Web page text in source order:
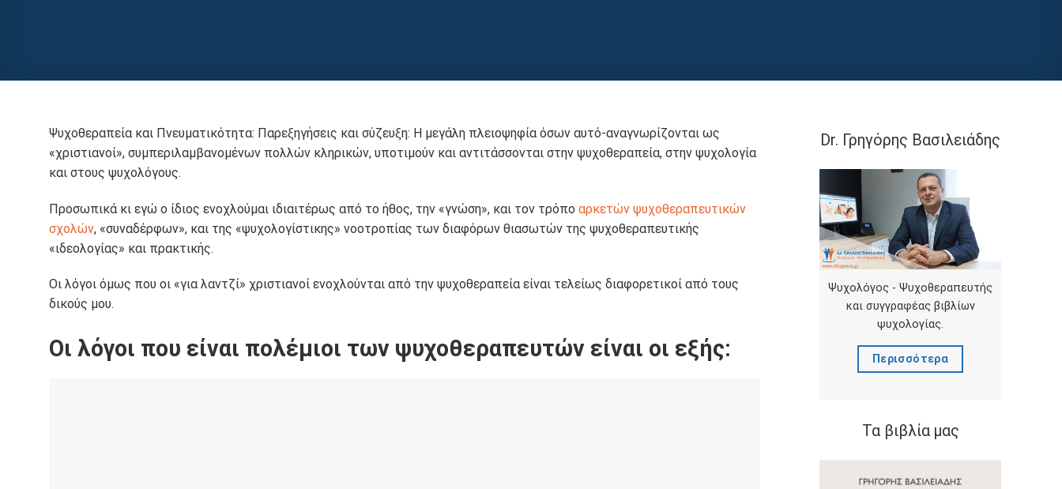
Ψυχοθεραπεία και Πνευματικότητα: Παρεξηγήσεις και σύζευξη: Η μεγάλη πλειοψηφία όσων αυτό-αναγνωρίζονται ως
«χριστιανοί», συμπεριλαμβανομένων πολλών κληρικών, υποτιμούν και αντιτάσσονται στην ψυχοθεραπεία, στην ψυχολογία
και στους ψυχολόγους.
Προσωπικά κι εγώ ο ίδιος ενοχλούμαι ιδιαιτέρως από το ήθος, την «γνώση», και τον τρόπο αρκετών ψυχοθεραπευτικών
σχολών, «συναδέρφων», και της «ψυχολογίστικης» νοοτροπίας των διαφόρων θιασωτών της ψυχοθεραπευτικής
«ιδεολογίας» και πρακτικής.
Οι λόγοι όμως που οι «για λαντζί» χριστιανοί ενοχλούνται από την ψυχοθεραπεία είναι τελείως διαφορετικοί από τους
δικούς μου.
Οι λόγοι που είναι πολέμιοι των ψυχοθεραπευτών είναι οι εξής:
Dr. Γρηγόρης Βασιλειάδης
Ψυχολόγος - Ψυχοθεραπευτής
και συγγραφέας βιβλίων
ψυχολογίας.
Περισσότερα
Τα βιβλία μας